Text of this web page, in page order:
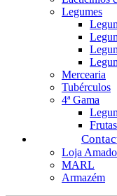
Legumes
Mercearia
Tubérculos
4ª Gama
Frutas
Loja
MARL
Armazém